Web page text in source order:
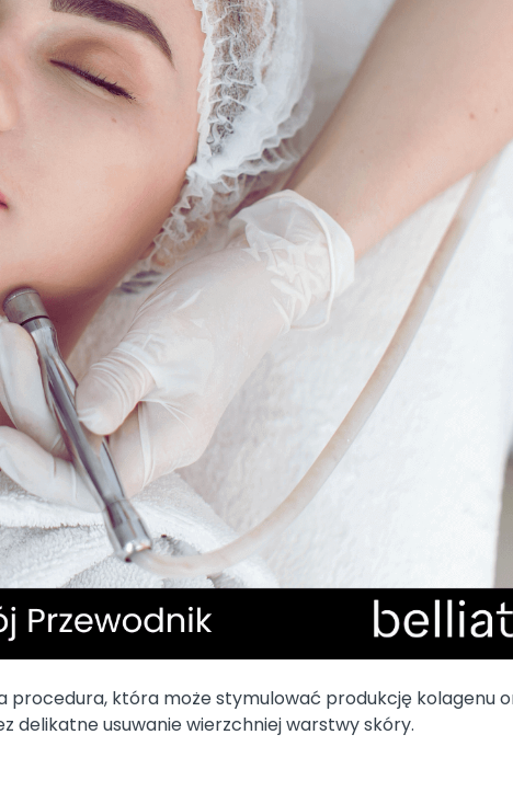
procedura, która może stymulować produkcję kolagenu
delikatne usuwanie wierzchniej warstwy skóry.